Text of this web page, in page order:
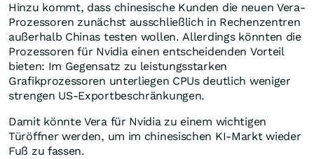
Hinzu kommt, dass chinesische Kunden die neuen Vera-
Prozessoren zunächst ausschließlich in Rechenzentren
außerhalb Chinas testen wollen. Allerdings könnten die
Prozessoren für Nvidia einen entscheidenden Vorteil
bieten: Im Gegensatz zu leistungsstarken
Grafikprozessoren unterliegen CPUs deutlich weniger
strengen US-Exportbeschränkungen.
Damit könnte Vera für Nvidia zu einem wichtigen
Türöffner werden, um im chinesischen KI-Markt wieder
Fuß zu fassen.